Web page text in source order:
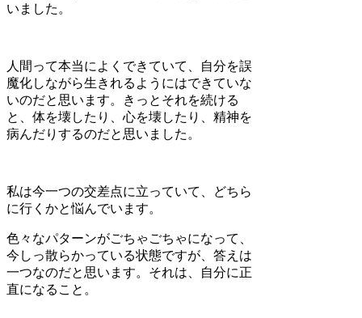
いました。
人間って本当によくできていて、自分を誤
魔化しながら生きれるようにはできていな
いのだと思います。きっとそれを続ける
と、体を壊したり、心を壊したり、精神を
病んだりするのだと思いました。
私は今一つの交差点に立っていて、どちら
に行くかと悩んでいます。
色々なパターンがごちゃごちゃになって、
今しっ散らかっている状態ですが、答えは
一つなのだと思います。それは、自分に正
直になること。